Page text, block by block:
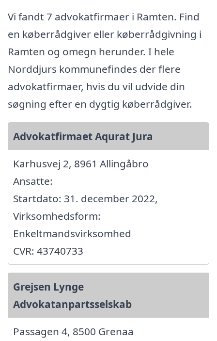
Vi fandt 7 advokatfirmaer i Ramten. Find
en køberrådgiver eller køberrådgivning i
Ramten og omegn herunder. I hele
Norddjurs kommunefindes der flere
advokatfirmaer, hvis du vil udvide din
søgning efter en dygtig køberrådgiver.
Advokatfirmaet Aqurat Jura
Karhusvej 2, 8961 Allingåbro
Ansatte:
Startdato: 31. december 2022,
Virksomhedsform:
Enkeltmandsvirksomhed
CVR: 43740733
Grejsen Lynge
Advokatanpartsselskab
Passagen 4, 8500 Grenaa